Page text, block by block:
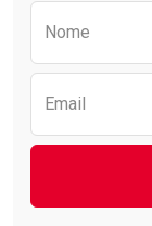
Nome
Email